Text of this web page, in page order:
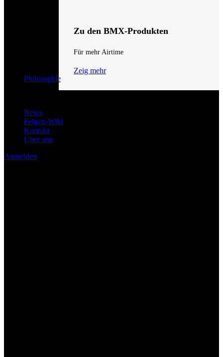
Zu den BMX-Produkten
Für mehr Airtime
Zeig mehr
Philosophie
News
Felgen-Wiki
Kontakt
Über uns
Anmelden